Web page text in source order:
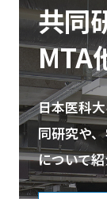
共同
MTA
日本医科
同研究や
について